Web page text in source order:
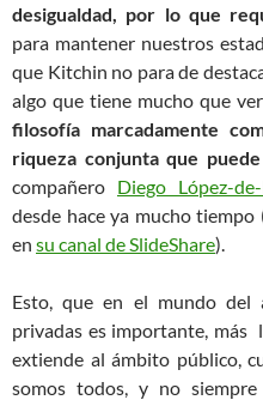
desigualdad, por lo que
para mantener nuestros
que Kitchin no para de
algo que tiene mucho que
filosofía marcadamente
riqueza conjunta que
compañero Diego López-
desde hace ya mucho
en su canal de SlideShare).
Esto, que en el mundo del
privadas es importante, más
extiende al ámbito público,
somos todos, y no